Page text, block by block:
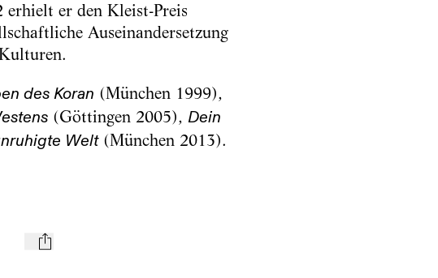
erhielt er den Kleist-Preis
Auseinandersetzung
des Koran (München 1999),
(Göttingen 2005), Dein
Welt(München 2013).
mail